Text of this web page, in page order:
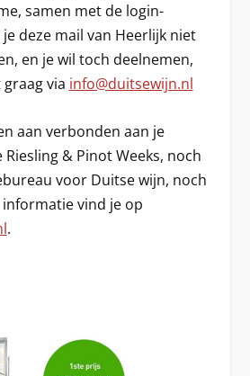
samen met de login-
deze mail van Heerlijk niet
en je wil toch deelnemen,
via info@duitsewijn.nl
aan verbonden aan je
& Pinot Weeks, noch
voor Duitse wijn, noch
vind je op
.